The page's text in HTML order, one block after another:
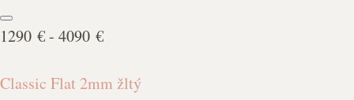
1290 € - 4090 €
Classic Flat 2mm žltý